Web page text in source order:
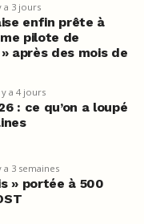
a 3 jours
enfin prête à
pilote de
après des mois de
y a 4 jours
: ce qu’on a loupé
a 3 semaines
» portée à 500